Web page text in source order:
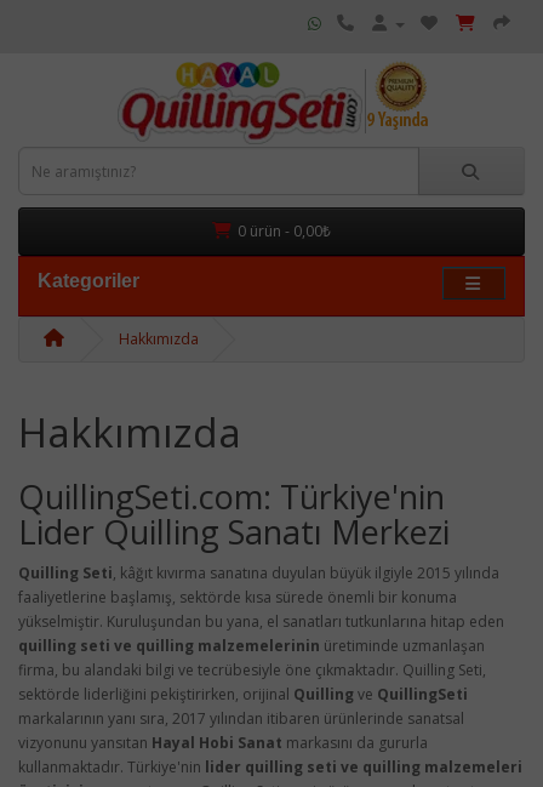
0 ürün - 0,00₺
Kategoriler
Hakkımızda
Hakkımızda
QuillingSeti.com: Türkiye'nin
Lider Quilling Sanatı Merkezi
Quilling Seti, kâğıt kıvırma sanatına duyulan büyük ilgiyle 2015 yılında
faaliyetlerine başlamış, sektörde kısa sürede önemli bir konuma
yükselmiştir. Kuruluşundan bu yana, el sanatları tutkunlarına hitap eden
quilling seti ve quilling malzemelerinin üretiminde uzmanlaşan
firma, bu alandaki bilgi ve tecrübesiyle öne çıkmaktadır. Quilling Seti,
sektörde liderliğini pekiştirirken, orijinal Quillingve QuillingSeti
markalarının yanı sıra, 2017 yılından itibaren ürünlerinde sanatsal
vizyonunu yansıtan Hayal Hobi Sanat markasını da gururla
kullanmaktadır. Türkiye'nin lider quilling seti ve quilling malzemeleri